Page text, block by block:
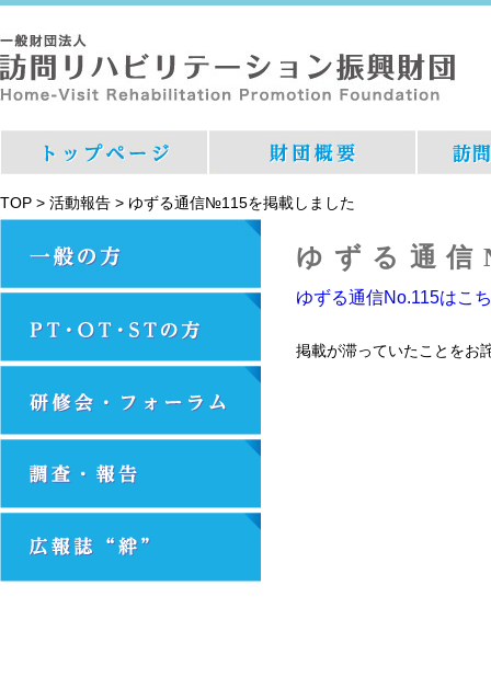
TOP > 活動報告 > ゆずる通信№115を掲載しました
ゆずる通
ゆずる通信No.115はこ
掲載が滞っていたことをお